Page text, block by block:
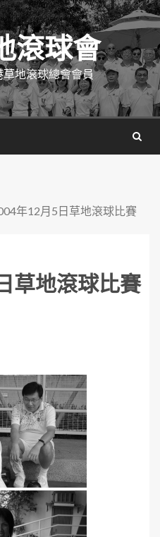
滾球會
地滾球總會會員
年12月5日草地滾球比賽
草地滾球比賽